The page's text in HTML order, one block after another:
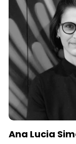
Ana Lucia